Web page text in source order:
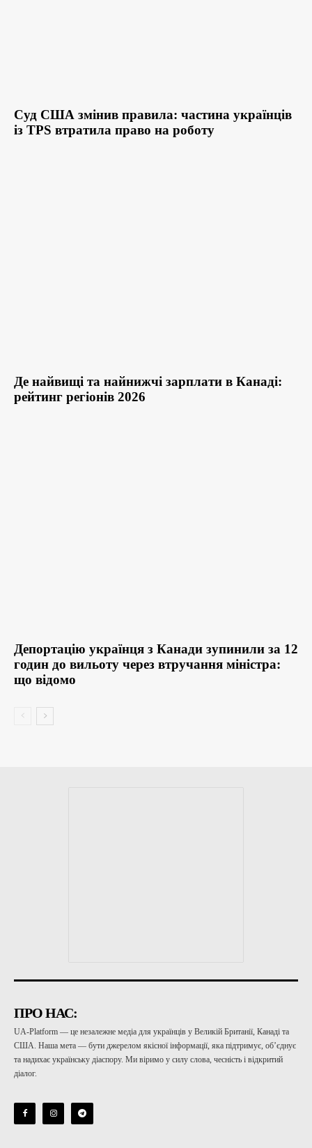
Суд США змінив правила: частина українців
із TPS втратила право на роботу
Де найвищі та найнижчі зарплати в Канаді:
рейтинг регіонів 2026
Депортацію українця з Канади зупинили за 12
годин до вильоту через втручання міністра:
що відомо
ПРО НАС:
UA-Platform — це незалежне медіа для українців у Великій Британії, Канаді та
США. Наша мета — бути джерелом якісної інформації, яка підтримує, об’єднує
та надихає українську діаспору. Ми віримо у силу слова, чесність і відкритий
діалог.